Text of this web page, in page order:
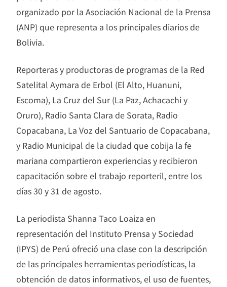
organizado por la Asociación Nacional de la Prensa
(ANP) que representa a los principales diarios de
Bolivia.
Reporteras y productoras de programas de la Red
Satelital Aymara de Erbol (El Alto, Huanuni,
Escoma), La Cruz del Sur (La Paz, Achacachi y
Oruro), Radio Santa Clara de Sorata, Radio
Copacabana, La Voz del Santuario de Copacabana,
y Radio Municipal de la ciudad que cobija la fe
mariana compartieron experiencias y recibieron
capacitación sobre el trabajo reporteril, entre los
días 30 y 31 de agosto.
La periodista Shanna Taco Loaiza en
representación del Instituto Prensa y Sociedad
(IPYS) de Perú ofreció una clase con la descripción
de las principales herramientas periodísticas, la
obtención de datos informativos, el uso de fuentes,